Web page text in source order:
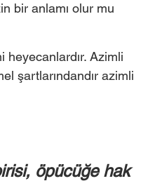
bir anlamı olur mu
heyecanlardır. Azimli
şartlarındandır azimli
öpücüğe hak